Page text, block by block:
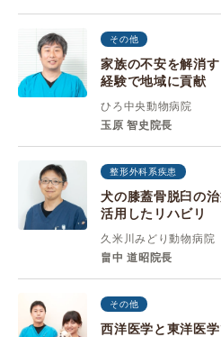
その他
家族の不安を解消
経験で地域に貢献
ひろ中央動物病院
玉原 智史院長
整形外科系疾患
犬の膝蓋骨脱臼の
活用したリハビリ
久米川みどり動物病院
畠中 道昭院長
その他
西洋医学と東洋医